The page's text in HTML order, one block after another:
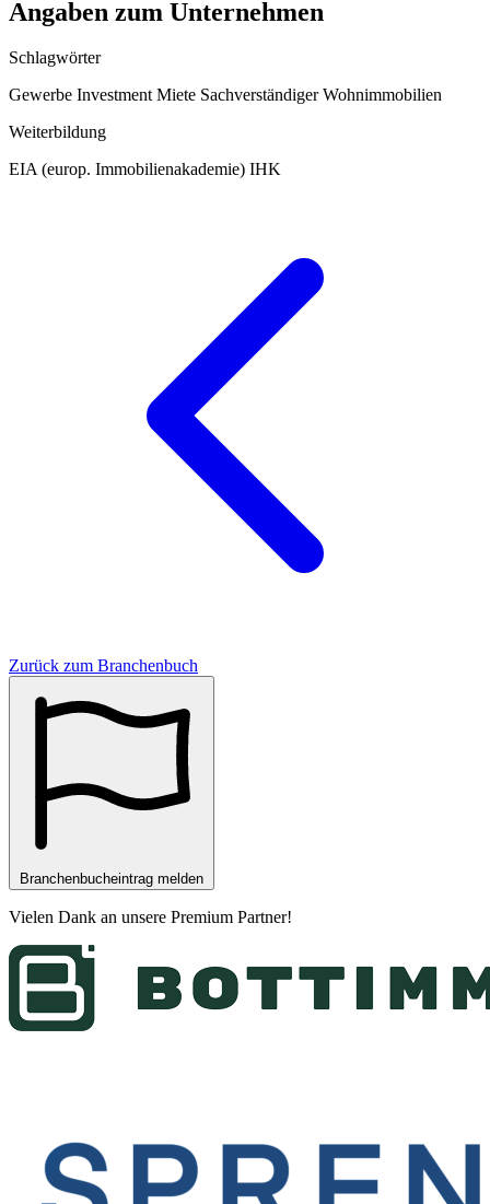
Angaben zum Unternehmen
Schlagwörter
Gewerbe Investment Miete Sachverständiger Wohnimmobilien
Weiterbildung
EIA (europ. Immobilienakademie) IHK
Zurück zum Branchenbuch
Branchenbucheintrag melden
Vielen Dank an unsere Premium Partner!